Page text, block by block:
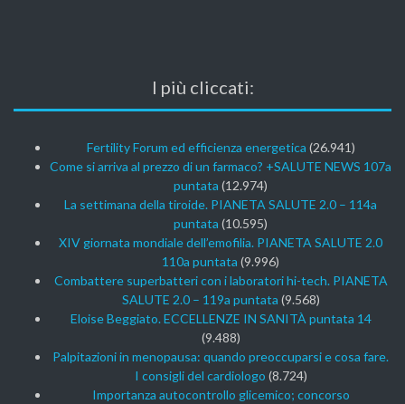
I più cliccati:
Fertility Forum ed efficienza energetica (26.941)
Come si arriva al prezzo di un farmaco? +SALUTE NEWS 107a
puntata (12.974)
La settimana della tiroide. PIANETA SALUTE 2.0 – 114a
puntata (10.595)
XIV giornata mondiale dell’emofilia. PIANETA SALUTE 2.0
110a puntata (9.996)
Combattere superbatteri con i laboratori hi-tech. PIANETA
SALUTE 2.0 – 119a puntata (9.568)
Eloise Beggiato. ECCELLENZE IN SANITÀ puntata 14
(9.488)
Palpitazioni in menopausa: quando preoccuparsi e cosa fare.
I consigli del cardiologo (8.724)
Importanza autocontrollo glicemico; concorso